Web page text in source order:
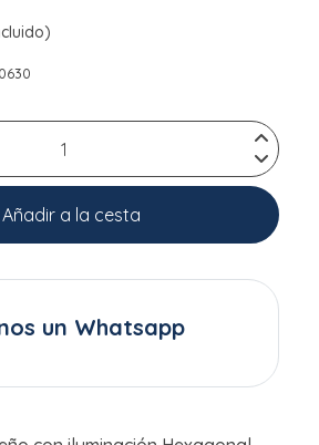
Añadir a la cesta
un Whatsapp